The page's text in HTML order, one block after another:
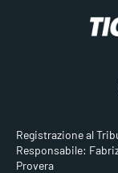
Registrazione al
Responsabile:
Provera